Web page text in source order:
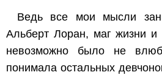
Ведь все мои мысли
Альберт Лоран, маг жизни
невозможно было не
понимала остальных